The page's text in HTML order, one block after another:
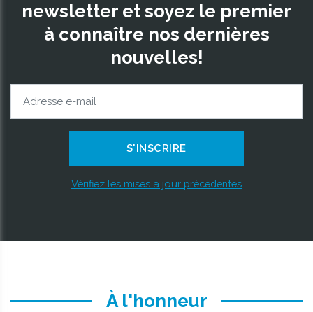
newsletter et soyez le premier
à connaître nos dernières
nouvelles!
Vérifiez les mises à jour précédentes
À l'honneur